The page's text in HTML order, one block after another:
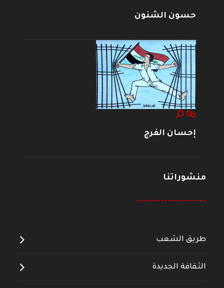
حسون الشنون
إحسان الفرج
منشوراتنا
--------------------
طريق الشعب
الثقافة الجديدة